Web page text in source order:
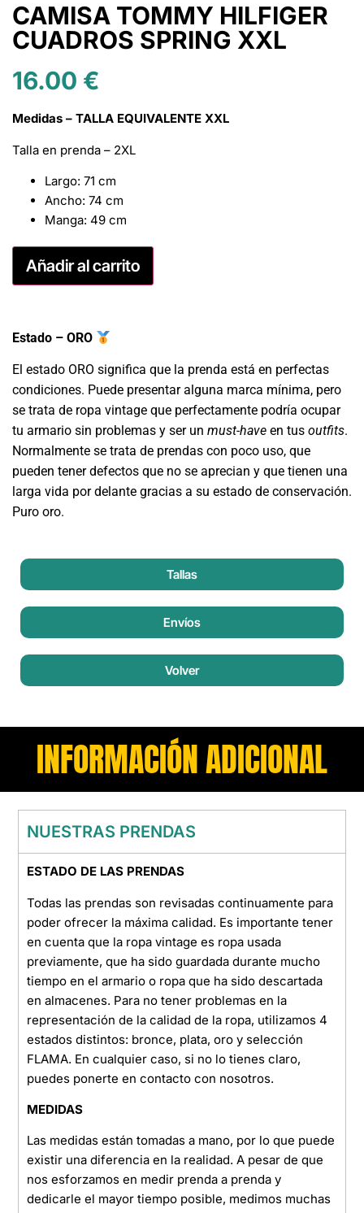
CAMISA TOMMY HILFIGER
CUADROS SPRING XXL
16.00 €
Medidas – TALLA EQUIVALENTE XXL
Talla en prenda – 2XL
Largo: 71 cm
Ancho: 74 cm
Manga: 49 cm
Añadir al carrito
Estado – ORO
El estado ORO significa que la prenda está en perfectas
condiciones. Puede presentar alguna marca mínima, pero
se trata de ropa vintage que perfectamente podría ocupar
tu armario sin problemas y ser un must-have en tus outfits.
Normalmente se trata de prendas con poco uso, que
pueden tener defectos que no se aprecian y que tienen una
larga vida por delante gracias a su estado de conservación.
Puro oro.
Tallas
Envíos
Volver
INFORMACIÓN ADICIONAL
NUESTRAS PRENDAS
ESTADO DE LAS PRENDAS
Todas las prendas son revisadas continuamente para
poder ofrecer la máxima calidad. Es importante tener
en cuenta que la ropa vintage es ropa usada
previamente, que ha sido guardada durante mucho
tiempo en el armario o ropa que ha sido descartada
en almacenes. Para no tener problemas en la
representación de la calidad de la ropa, utilizamos 4
estados distintos: bronce, plata, oro y selección
FLAMA. En cualquier caso, si no lo tienes claro,
puedes ponerte en contacto con nosotros.
MEDIDAS
Las medidas están tomadas a mano, por lo que puede
existir una diferencia en la realidad. A pesar de que
nos esforzamos en medir prenda a prenda y
dedicarle el mayor tiempo posible, medimos muchas